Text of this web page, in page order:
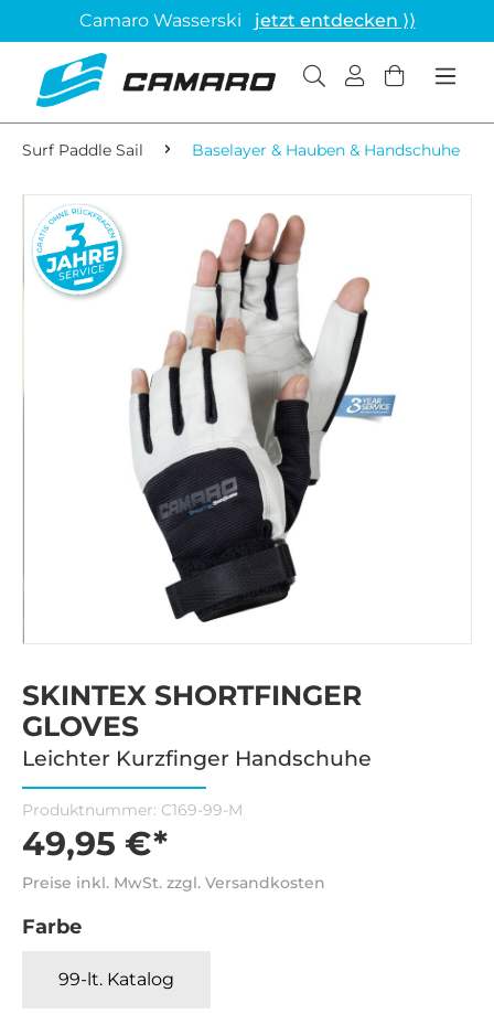
Camaro Wasserski jetzt entdecken ⟩⟩
Surf Paddle Sail Baselayer & Hauben & Handschuhe
SKINTEX SHORTFINGER
GLOVES
Leichter Kurzfinger Handschuhe
Produktnummer: C169-99-M
49,95 €*
Preise inkl. MwSt. zzgl. Versandkosten
Farbe
99-lt. Katalog